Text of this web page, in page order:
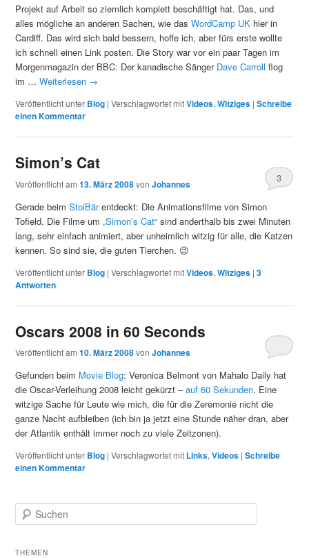
Projekt auf Arbeit so ziemlich komplett beschäftigt hat. Das, und
alles mögliche an anderen Sachen, wie dasWordCamp UK hier in
Cardiff. Das wird sich bald bessern, hoffe ich, aber fürs erste wollte
ich schnell einen Link posten. Die Story war vor ein paar Tagen im
Morgenmagazin der BBC: Der kanadische Sänger Dave Carroll flog
im …Weiterlesen →
Veröffentlicht unter Blog |Verschlagwortet mitVideos,Witziges |Schreibe
einen Kommentar
Simon’s Cat
Veröffentlicht am13. März 2008vonJohannes 3
Gerade beimStoiBärentdeckt: Die Animationsfilme von Simon
Tofield. Die Filme um„Simon’s Cat“ sind anderthalb bis zwei Minuten
lang, sehr einfach animiert, aber unheimlich witzig für alle, die Katzen
kennen. So sind sie, die guten Tierchen. 😉
Veröffentlicht unter Blog |Verschlagwortet mitVideos,Witziges |3
Antworten
Oscars 2008 in 60 Seconds
Veröffentlicht am10. März 2008vonJohannes
Gefunden beim Movie Blog: Veronica Belmont von Mahalo Daily hat
die Oscar-Verleihung 2008 leicht gekürzt –auf 60 Sekunden. Eine
witzige Sache für Leute wie mich, die für die Zeremonie nicht die
ganze Nacht aufbleiben (ich bin ja jetzt eine Stunde näher dran, aber
der Atlantik enthält immer noch zu viele Zeitzonen).
Veröffentlicht unter Blog |Verschlagwortet mit Links,Videos |Schreibe
einen Kommentar
u
h
THEMEN